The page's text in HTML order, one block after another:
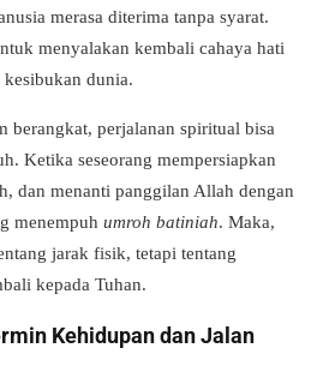
merasa diterima tanpa syarat.
menyalakan kembali cahaya hati
dunia.
berangkat, perjalanan spiritual bisa
Ketika seseorang mempersiapkan
dan menanti panggilan Allah dengan
menempuh umroh batiniah. Maka,
jarak fisik, tetapi tentang
kepada Tuhan.
Kehidupan dan Jalan